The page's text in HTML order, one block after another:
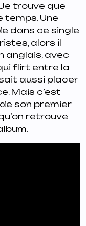
trouve que
temps. Une
dans ce single
alors il
anglais, avec
flirt entre la
aussi placer
Mais c’est
son premier
retrouve